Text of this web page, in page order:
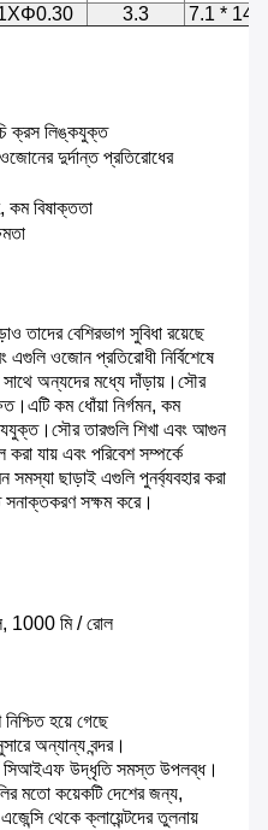
3.3 7.1 *
ক্রস লিঙ্কযুক্ত
দুর্দান্ত প্রতিরোধের
বিষাক্ততা
তাদের বেশিরভাগ সুবিধা রয়েছে
এগুলি ওজোন প্রতিরোধী নির্বিশেষে
অন্যদের মধ্যে দাঁড়ায়।সৌর
কম ধোঁয়া নির্গমন, কম
তারগুলি শিখা এবং আগুন
যায় এবং পরিবেশ সম্পর্কে
ছাড়াই এগুলি পুনর্ব্যবহার করা
সনাক্তকরণ সক্ষম করে।
1000 মি / রোল
হয়ে গেছে
অন্যান্য বন্দর।
সিআইএফ উদ্ধৃতি সমস্ত উপলব্ধ।
মতো কয়েকটি দেশের জন্য,
থেকে ক্লায়েন্টদের তুলনায়